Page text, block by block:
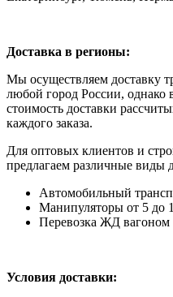
Доставка в регионы:
Мы осуществляем доставку
любой город России, однако
стоимость доставки
каждого заказа.
Для оптовых клиентов и
предлагаем различные
Автомобильный
Манипуляторы от 5 до
Перевозка ЖД
Условия доставки: